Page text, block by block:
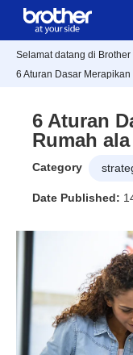
Selamat datang di
6 Aturan Dasar
6 Aturan
Rumah
Category
Date Published: